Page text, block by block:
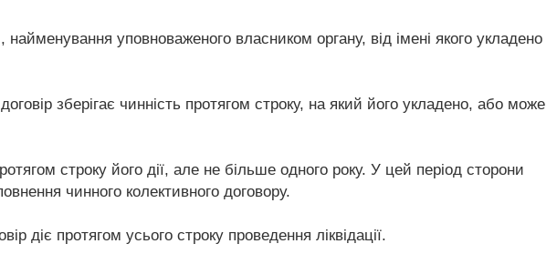
найменування уповноваженого власником органу, від імені якого укладено
зберігає чинність протягом строку, на який його укладено, або може
строку його дії, але не більше одного року. У цей період сторони
чинного колективного договору.
діє протягом усього строку проведення ліквідації.